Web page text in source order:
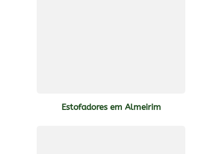
Estofadores em Almeirim